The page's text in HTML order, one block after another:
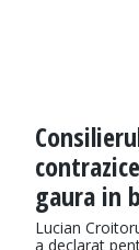
gaura in
Lucian
a declarat